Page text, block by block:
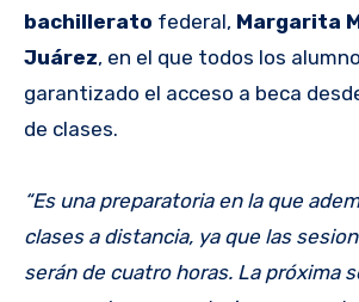
bachillerato federal, Margarita
Juárez, en el que todos los
garantizado el acceso a beca
de clases.
“Es una preparatoria en la que
clases a distancia, ya que las
serán de cuatro horas. La próxima